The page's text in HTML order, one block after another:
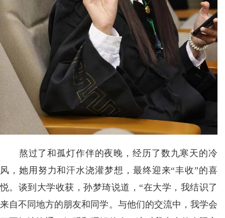
熬过了和孤灯作伴的夜晚，经历了数九寒天的冷
风，她用努力和汗水浇灌梦想，最终迎来“丰收”的喜
悦。谈到大学收获，孙梦琦说道，“在大学，我结识了
来自不同地方的朋友和同学。与他们的交流中，我学会